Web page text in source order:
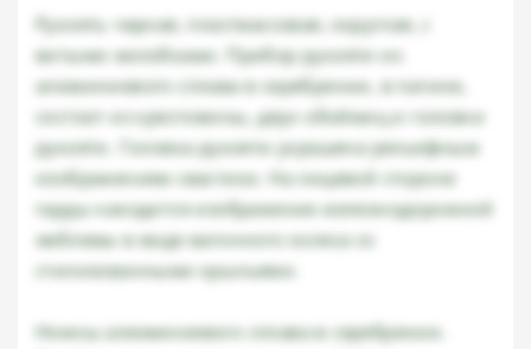
Рукоять черная, пластмассовая, округлая, с
витыми желобками. Прибор рукояти из
алюминиевого сплава в серебрении, в патине,
состоит из крестовины, двух обоймиц и головки
рукояти. Головка рукояти украшена рельефным
изображением свастики. На лицевой стороне
гарды находится изображение железнодорожной
эмблемы в виде вагонного колеса со
стилизованными крыльями.
Ножны алюминиевого сплава в серебрении.